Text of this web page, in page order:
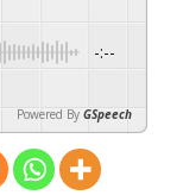
-:--
Powered By GSpeech